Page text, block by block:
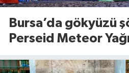
Bursa’da gökyüzü
Perseid Meteor